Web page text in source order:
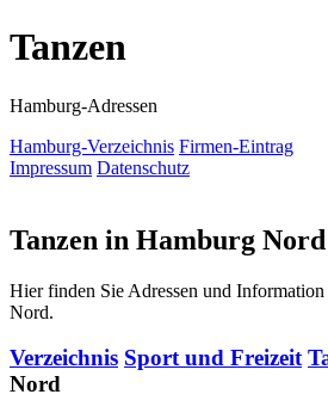
Tanzen
Hamburg-Adressen
Hamburg-Verzeichnis Firmen-Eintrag
Impressum Datenschutz
Tanzen in Hamburg Nord
Hier finden Sie Adressen und
Nord.
Verzeichnis Sport und Freizeit
Nord